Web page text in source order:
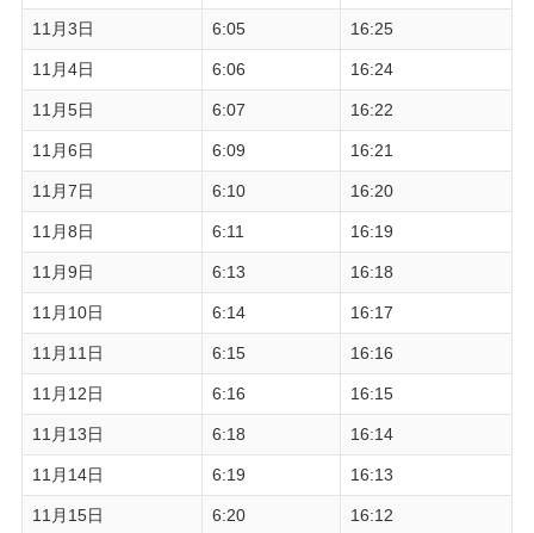
11月3日 6:05 16:25
11月4日 6:06 16:24
11月5日 6:07 16:22
11月6日 6:09 16:21
11月7日 6:10 16:20
11月8日 6:11 16:19
11月9日 6:13 16:18
11月10日 6:14 16:17
11月11日 6:15 16:16
11月12日 6:16 16:15
11月13日 6:18 16:14
11月14日 6:19 16:13
11月15日 6:20 16:12